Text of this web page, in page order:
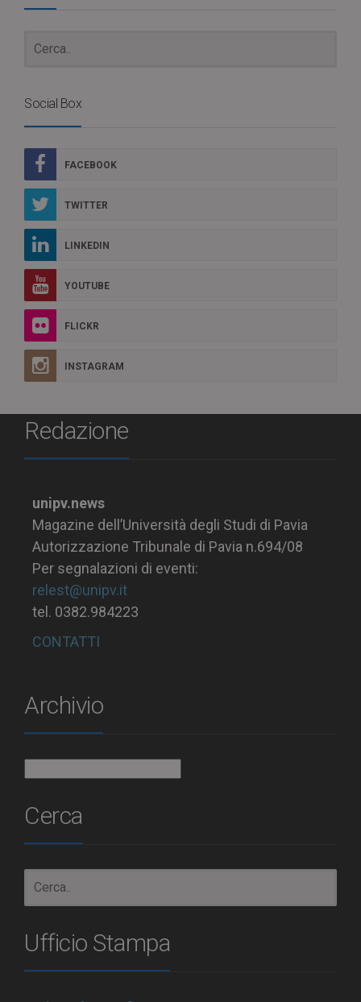
Social Box
FACEBOOK
TWITTER
LINKEDIN
YOUTUBE
FLICKR
INSTAGRAM
Redazione
unipv.news
Magazine dell’Università degli Studi di Pavia
Autorizzazione Tribunale di Pavia n.694/08
Per segnalazioni di eventi:
relest@unipv.it
tel. 0382.984223
CONTATTI
Archivio
Cerca
Ufficio Stampa